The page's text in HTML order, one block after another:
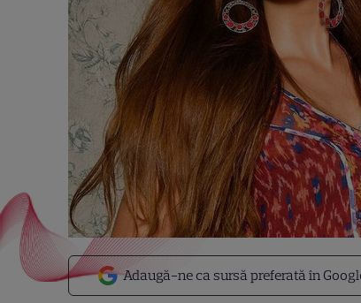
Adaugă-ne ca sursă preferată în